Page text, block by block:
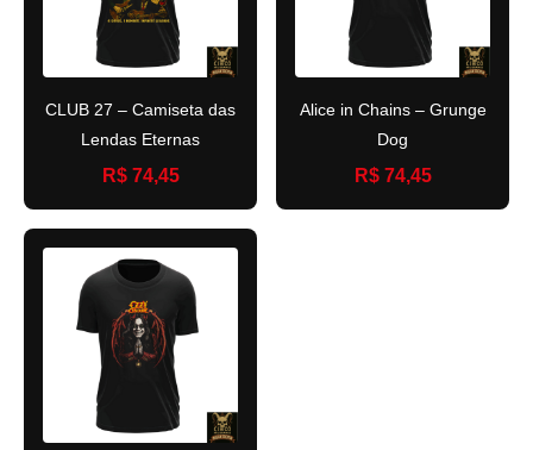
CLUB 27 – Camiseta das
Lendas Eternas
R$ 74,45
Alice in Chains – Grunge
Dog
R$ 74,45